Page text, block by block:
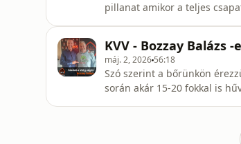
pillanat amikor a teljes
essen szó utánozhatatla
KVV - Bozzay Balázs
máj. 2, 2026 56:18
Szó szerint a bőrünkön
során akár 15-20 fokkal is